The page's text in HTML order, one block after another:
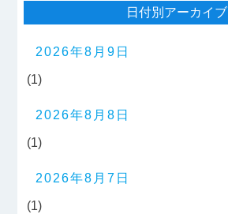
日付別アーカイブ
2026年8月9日
(1)
2026年8月8日
(1)
2026年8月7日
(1)